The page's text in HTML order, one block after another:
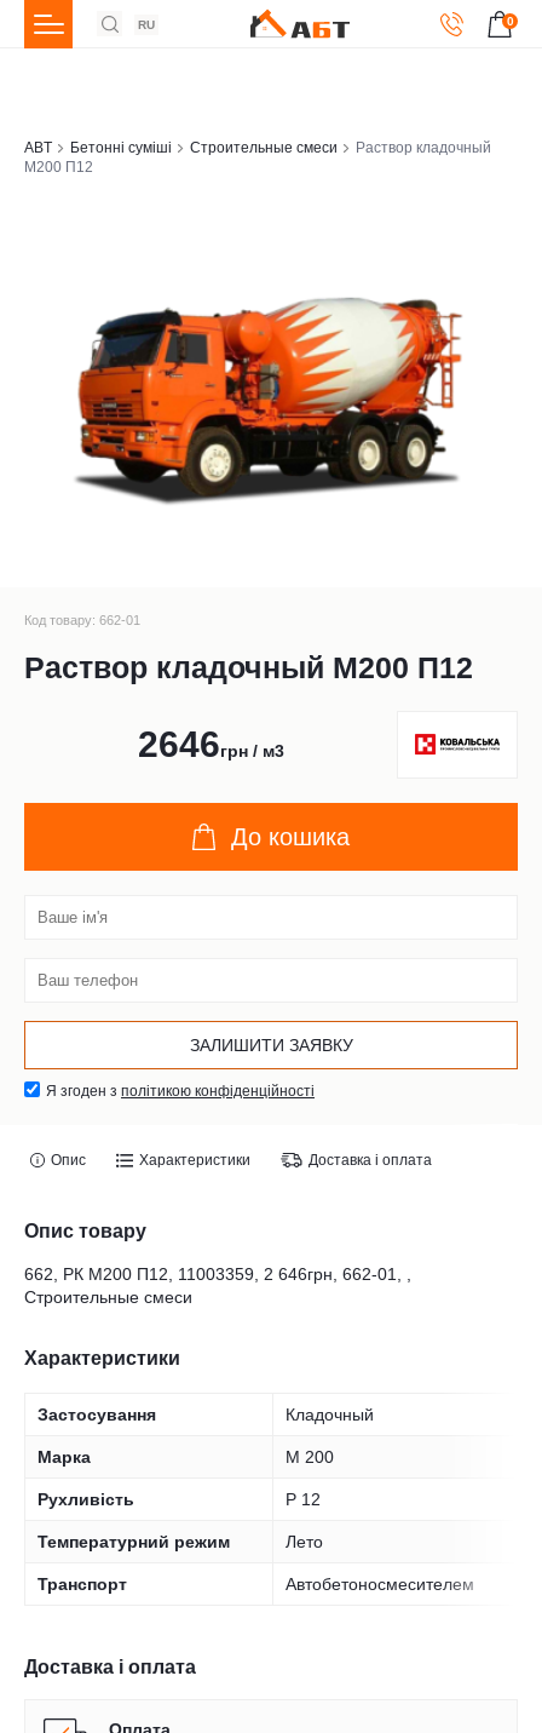
RU 0
ABT Бетонні суміші Строительные смеси
Раствор кладочный
М200 П12
Код товару: 662-01
Раствор кладочный М200 П12
2646грн / м3
До кошика
Я згоден з політикою конфіденційності
Опис Характеристики Доставка і оплата
Опис товару
662, РК М200 П12, 11003359, 2 646грн, 662-01, ,
Строительные смеси
Характеристики
Застосування Кладочный
Марка M 200
Рухливість P 12
Температурний режим Лето
Транспорт Автобетоносмесителем
Доставка і оплата